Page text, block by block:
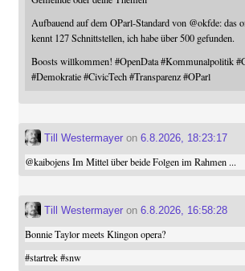
Aufbauend auf dem OParl-Standard von @okfde: das
kennt 127 Schnittstellen, ich habe über 500 gefunden.
Boosts willkommen! #OpenData #Kommunalpolitik #
#Demokratie #CivicTech #Transparenz #OParl
Till Westermayeron 6.8.2026, 18:23:17
@kaibojensIm Mittel über beide Folgen im Rahmen ...
Till Westermayeron 6.8.2026, 16:58:28
Bonnie Taylor meets Klingon opera?
#startrek #snw